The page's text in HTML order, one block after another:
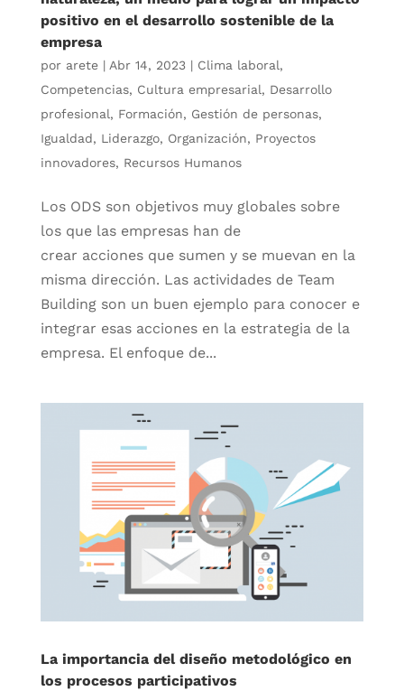
positivo en el desarrollo sostenible de la
empresa
por arete| Abr 14, 2023| Clima laboral,
Competencias, Cultura empresarial, Desarrollo
profesional, Formación, Gestión de personas,
Igualdad, Liderazgo, Organización, Proyectos
innovadores, Recursos Humanos
Los ODS son objetivos muy globales sobre
los que las empresas han de
crear acciones que sumen y se muevan en la
misma dirección. Las actividades de Team
Building son un buen ejemplo para conocer e
integrar esas acciones en la estrategia de la
empresa. El enfoque de...
La importancia del diseño metodológico en
los procesos participativos